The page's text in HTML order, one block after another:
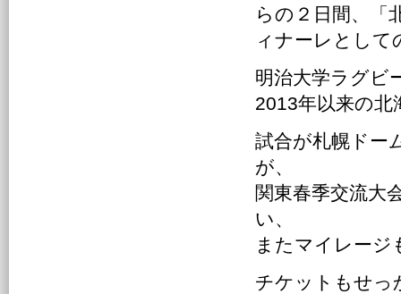
らの２日間、「
ィナーレとして
明治大学ラグビ
2013年以来の
試合が札幌ドー
が、
関東春季交流大
い、
またマイレージ
チケットもせっ